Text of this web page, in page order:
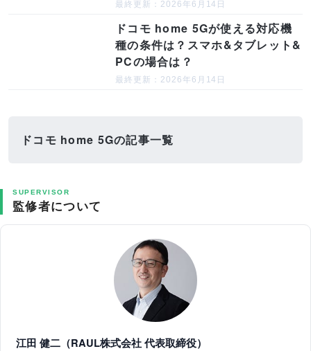
最終更新：2026年6月14日
ドコモ home 5Gが使える対応機
種の条件は？スマホ&タブレット&
PCの場合は？
最終更新：2026年6月14日
ドコモ home 5Gの記事一覧
SUPERVISOR
監修者について
江田 健二（RAUL株式会社 代表取締役）